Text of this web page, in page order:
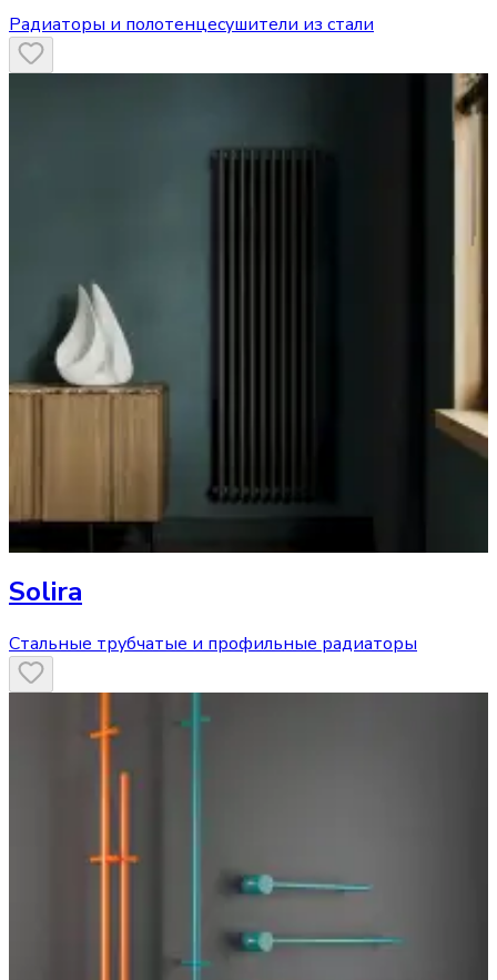
Радиаторы и полотенцесушители из стали
Solira
Стальные трубчатые и профильные радиаторы